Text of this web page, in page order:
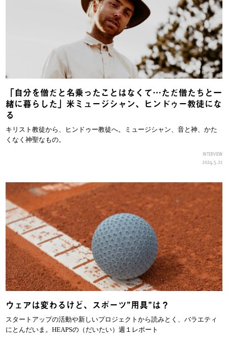
「自分を僧だと名乗ったことはなくて…ただ僧たちと一
緒に暮らした」米ミュージシャン、ヒンドゥー教徒にな
る
キリスト教徒から、ヒンドゥー教徒へ。ミュージシャン、音と神、かた
くなく神聖なもの。
INTERVIEW
2024.5.21
ウェアは変わるけど、スポーツ”用具”は？
スタートアップの活動や新しいプロジェクトから読みとく、バラエティ
にとんだいま。HEAPSの（だいたい）週１レポート